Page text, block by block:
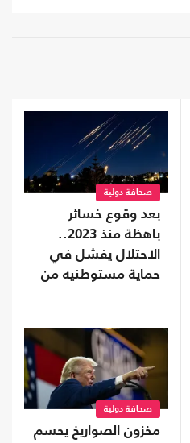
صحافة دولية
بعد وقوع خسائر
باهظة منذ 2023..
الاحتلال يفشل في
حماية مستوطنيه من
صحافة دولية
مخزون الصواريخ يحسم